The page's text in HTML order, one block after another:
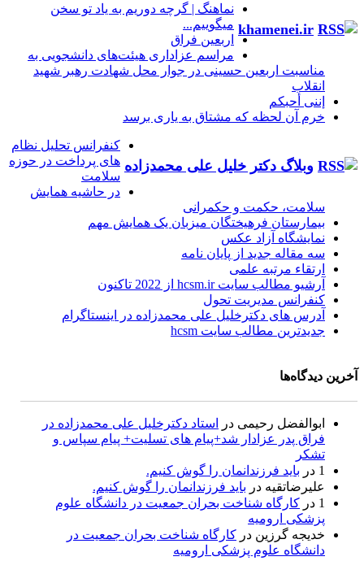
khamenei.ir
نماهنگ |‌ گرچه دوریم به یاد تو سخن
میگوییم...
اربعین فراق
مراسم عزاداری هیئت‌های دانشجویی به
مناسبت اربعین حسینی در جوار محل شهادت رهبر شهید
انقلاب
إننی أحبکم
خرم آن لحظه که مشتاق به یاری برسد
وبلاگ دکتر خلیل علی محمدزاده
کنفرانس تحلیل نظام
های پرداخت در حوزه
سلامت
در حاشیه همایش
سلامت، حکمت و حکمرانی
بیمارستان فرهیختگان میزبان یک همایش مهم
نمایشگاه آزاد عکس
سه مقاله جدید از پایان نامه
ارتقاء مرتبه علمی
آرشیو مطالب سایت hcsm.ir از 2022 تاکنون
کنفرانس مدیریت تحول
آدرس های دکترخلیل علی محمدزاده در اینستاگرام
جدیدترین مطالب سایت hcsm
آخرین دیدگاه‌ها
ابوالفضل رحیمی در
استاد دکترخلیل علی محمدزاده در
فراق پدر عزادار شد+پیام های تسلیت+ پیام سپاس و
تشکر
1 در باید فرزندانمان را گوش کنیم.
علیرضاتقیه در باید فرزندانمان را گوش کنیم.
1 در کارگاه شناخت بحران جمعیت در دانشگاه علوم
پزشکی ارومیه
خديجه گرزین در کارگاه شناخت بحران جمعیت در
دانشگاه علوم پزشکی ارومیه